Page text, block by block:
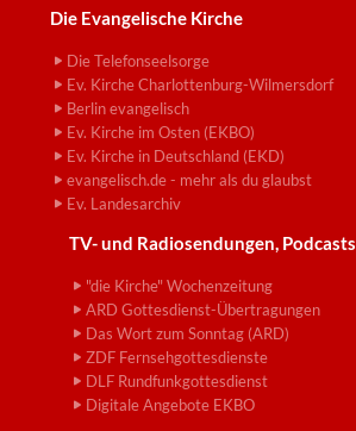
Die Evangelische Kirche
Die Telefonseelsorge
Ev. Kirche Charlottenburg-Wilmersdorf
Berlin evangelisch
Ev. Kirche im Osten (EKBO)
Ev. Kirche in Deutschland (EKD)
evangelisch.de - mehr als du glaubst
Ev. Landesarchiv
TV- und Radiosendungen, Podcasts
"die Kirche" Wochenzeitung
ARD Gottesdienst-Übertragungen
Das Wort zum Sonntag (ARD)
ZDF Fernsehgottesdienste
DLF Rundfunkgottesdienst
Digitale Angebote EKBO